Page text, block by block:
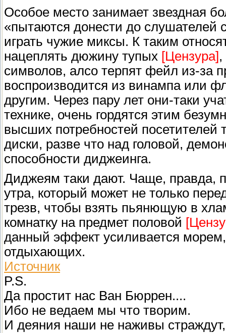
Особое место занимает звездная
«пытаются донести до
играть чужие миксы. К таким
нацеплять дюжину тупых [Цензура],
символов, алсо терпят фейл из-за
воспроизводится из винампа или
другим. Через пару лет они-таки
технике, очень гордятся этим
высших потребностей посетителей
диски, разве что над головой,
способности диджеинга.
Диджеям таки дают. Чаще, правда,
утра, который может не только
трезв, чтобы взять пьянющую в
комнатку на предмет половой
данный эффект усиливается
отдыхающих.
Источник
P.S.
Да простит нас Ван Бюррен....
Ибо не ведаем мы что творим.
И деяния наши не наживы страждут,